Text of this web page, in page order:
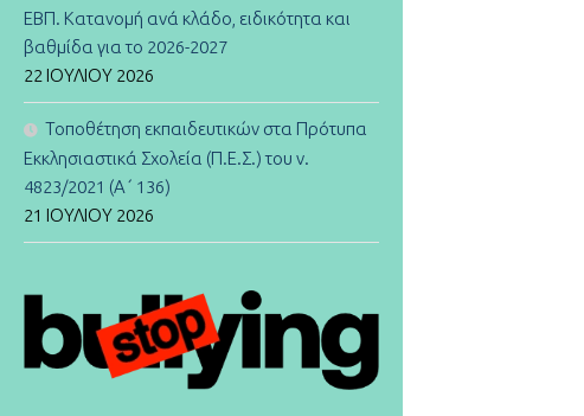
ΕΒΠ. Κατανομή ανά κλάδο, ειδικότητα και
βαθμίδα για το 2026-2027
22 ΙΟΥΛΊΟΥ 2026
Τοποθέτηση εκπαιδευτικών στα Πρότυπα
Εκκλησιαστικά Σχολεία (Π.Ε.Σ.) του ν.
4823/2021 (Α΄ 136)
21 ΙΟΥΛΊΟΥ 2026